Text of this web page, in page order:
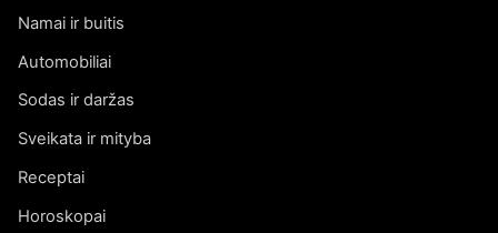
Namai ir buitis
Automobiliai
Sodas ir daržas
Sveikata ir mityba
Receptai
Horoskopai